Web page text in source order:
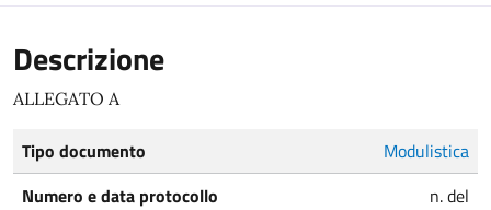
Descrizione
ALLEGATO A
Tipo documento
Modulistica
Numero e data protocollo
n. del